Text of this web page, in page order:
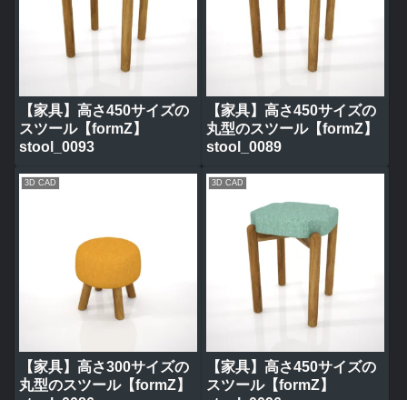
【家具】高さ450サイズの
スツール【formZ】
stool_0093
【家具】高さ450サイズの
丸型のスツール【formZ】
stool_0089
3D CAD
【家具】高さ300サイズの
丸型のスツール【formZ】
3D CAD
【家具】高さ450サイズの
スツール【formZ】